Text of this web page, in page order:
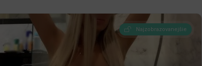
Najzobrazovanejšie